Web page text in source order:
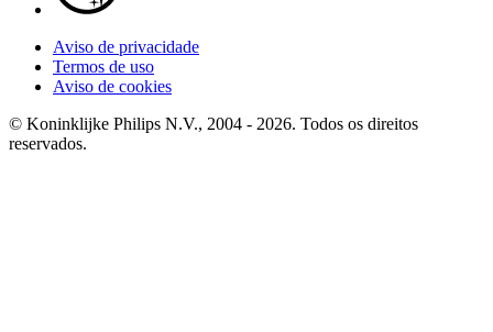
Aviso de privacidade
Termos de uso
Aviso de cookies
© Koninklijke Philips N.V., 2004 - 2026. Todos os direitos
reservados.